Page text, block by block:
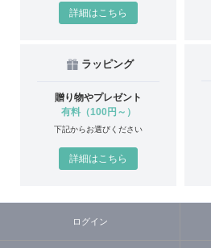
詳細はこちら
ラッピング
贈り物やプレゼント
有料（100円～）
下記からお選びください
詳細はこちら
ログイン